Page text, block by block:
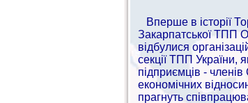
Вперше в історії
Закарпатської ТПП
відбулися
секції ТПП України,
підприємців -
економічних
прагнуть